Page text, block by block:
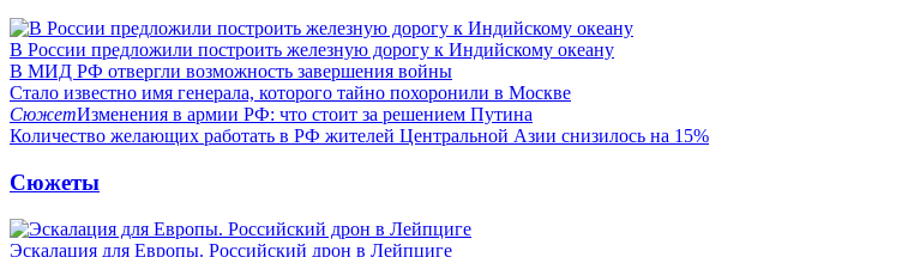
В России предложили построить железную дорогу к Индийскому океану
В МИД РФ отвергли возможность завершения войны
Стало известно имя генерала, которого тайно похоронили в Москве
СюжетИзменения в армии РФ: что стоит за решением Путина
Количество желающих работать в РФ жителей Центральной Азии снизилось на 15%
Сюжеты
Эскалация для Европы. Российский дрон в Лейпциге